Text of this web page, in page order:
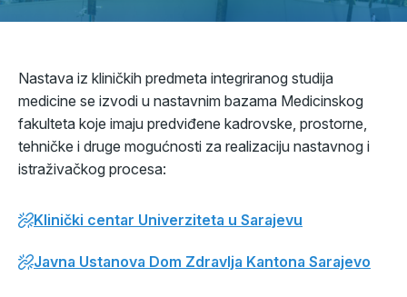
Nastava iz kliničkih predmeta integriranog studija
medicine se izvodi u nastavnim bazama Medicinskog
fakulteta koje imaju predviđene kadrovske, prostorne,
tehničke i druge mogućnosti za realizaciju nastavnog i
istraživačkog procesa:
Klinički centar Univerziteta u Sarajevu
Javna Ustanova Dom Zdravlja Kantona Sarajevo